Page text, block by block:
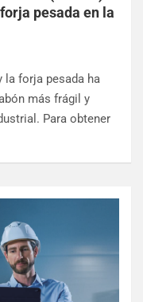
pesada en la
la forja pesada ha
más frágil y
Para obtener